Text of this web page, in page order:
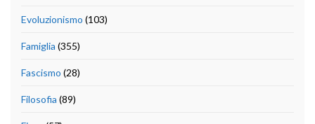
Evoluzionismo (103)
Famiglia (355)
Fascismo (28)
Filosofia (89)